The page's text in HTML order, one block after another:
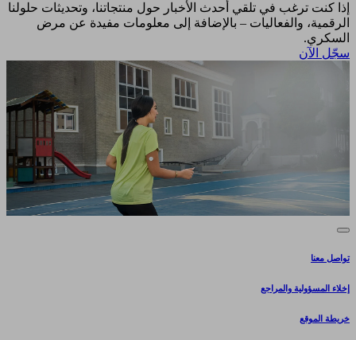
إذا كنت ترغب في تلقي أحدث الأخبار حول منتجاتنا، وتحديثات حلولنا
الرقمية، والفعاليات – بالإضافة إلى معلومات مفيدة عن مرض
السكري.​
سجّل الآن​
تواصل معنا
إخلاء المسؤولية والمراجع
خريطة الموقع